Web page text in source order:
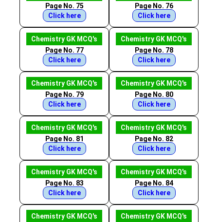
Page No. 75
Click here
Page No. 76
Click here
Chemistry GK MCQ's
Page No. 77
Click here
Chemistry GK MCQ's
Page No. 78
Click here
Chemistry GK MCQ's
Page No. 79
Click here
Chemistry GK MCQ's
Page No. 80
Click here
Chemistry GK MCQ's
Page No. 81
Click here
Chemistry GK MCQ's
Page No. 82
Click here
Chemistry GK MCQ's
Page No. 83
Click here
Chemistry GK MCQ's
Page No. 84
Click here
Chemistry GK MCQ's
Chemistry GK MCQ's